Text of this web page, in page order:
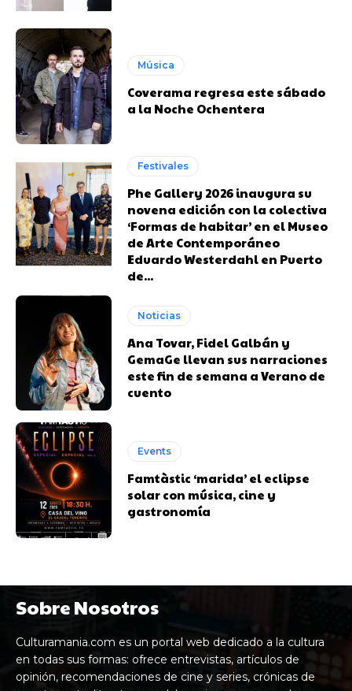
Música
Coverama regresa este sábado
a la Noche Ochentera
Festivales
Phe Gallery 2026 inaugura su
novena edición con la colectiva
‘Formas de habitar’ en el Museo
de Arte Contemporáneo
Eduardo Westerdahl en Puerto
de...
Noticias
Ana Tovar, Fidel Galbán y
GemaGe llevan sus narraciones
este fin de semana a Verano de
cuento
Events
Famtàstic ‘marida’ el eclipse
solar con música, cine y
gastronomía
Sobre Nosotros
Culturamania.com es un portal web dedicado a la cultura
en todas sus formas: ofrece entrevistas, artículos de
opinión, recomendaciones de cine y series, crónicas de